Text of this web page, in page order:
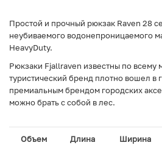
Простой и прочный рюкзак Raven 28
неубиваемого водонепроницаемого
HeavyDuty.
Рюкзаки Fjallraven известны по всему
туристический бренд плотно вошел в
премиальным брендом городских
можно брать с собой в лес.
Объем Длина Ширина